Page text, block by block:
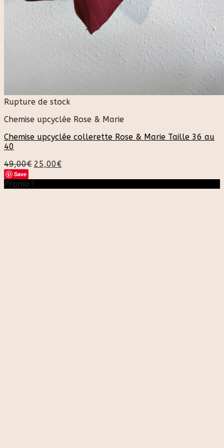
Rupture de stock
Chemise upcyclée Rose & Marie
Chemise upcyclée collerette Rose & Marie Taille 36 au
40
49,00€ 25,00€
Save
Promo !